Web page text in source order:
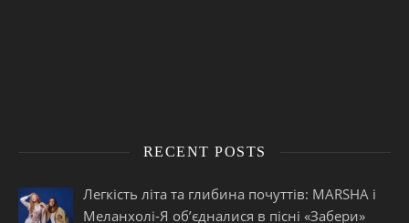
RECENT POSTS
Легкість літа та глибина почуттів: MARSHA і
Меланхолі-Я об’єдналися в пісні «Забери»